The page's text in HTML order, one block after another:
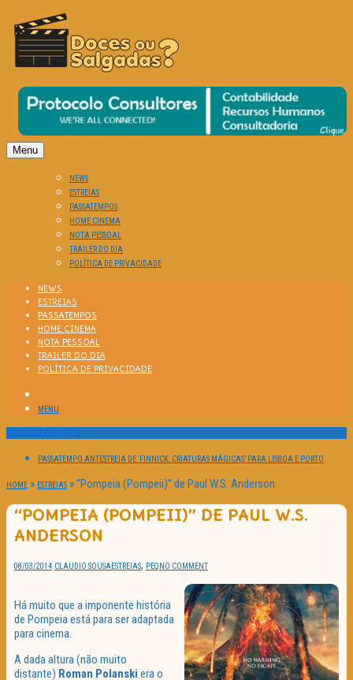
DOCES OU SALGADAS?
O Cinema? Uma Paixão!!
Menu
NEWS
ESTREIAS
PASSATEMPOS
HOME CINEMA
NOTA PESSOAL
TRAILER DO DIA
POLÍTICA DE PRIVACIDADE
NEWS
ESTREIAS
PASSATEMPOS
HOME CINEMA
NOTA PESSOAL
TRAILER DO DIA
POLÍTICA DE PRIVACIDADE
MENU
Passatempos
PASSATEMPO ANTESTREIA DE ‘FINNICK: CRIATURAS MÁGICAS’ PARA LISBOA E PORTO
HOME » ESTREIAS »“Pompeia (Pompeii)” de Paul W.S. Anderson
“POMPEIA (POMPEII)” DE PAUL W.S.
ANDERSON
08/03/2014 CLAUDIO SOUSAESTREIAS, PEQ NO COMMENT
Há muito que a imponente história
de Pompeia está para ser adaptada
para cinema.
A dada altura (não muito
distante) Roman Polanski era o